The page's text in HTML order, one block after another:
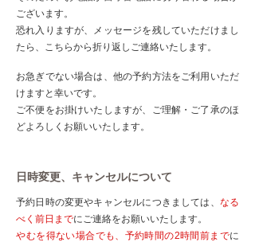
ございます。
恐れ入りますが、メッセージを残していただけまし
たら、こちらから折り返しご連絡いたします。
お急ぎでない場合は、他の予約方法をご利用いただ
けますと幸いです。
ご不便をお掛けいたしますが、ご理解・ご了承のほ
どよろしくお願いいたします。
日時変更、キャンセルについて
予約日時の変更やキャンセルにつきましては、 なる
べく前日までにご連絡をお願いいたします。
やむを得ない場合でも、予約時間の2時間前までに